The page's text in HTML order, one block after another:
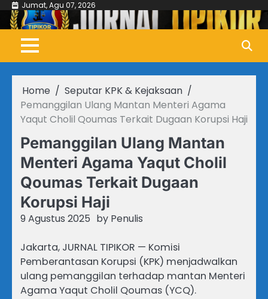
Skip
content
Jumat, Agu 07, 2026
Home
Seputar KPK & Kejaksaan
Pemanggilan Ulang Mantan Menteri Agama
Yaqut Cholil Qoumas Terkait Dugaan Korupsi Haji
Pemanggilan Ulang Mantan
Menteri Agama Yaqut Cholil
Qoumas Terkait Dugaan
Korupsi Haji
9 Agustus 2025 by Penulis
Jakarta, JURNAL TIPIKOR — Komisi
Pemberantasan Korupsi (KPK) menjadwalkan
ulang pemanggilan terhadap mantan Menteri
Agama Yaqut Cholil Qoumas (YCQ).